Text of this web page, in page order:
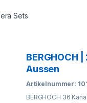
Sets
BERGHOCH
Aussen
Artikelnummer:
BERGHOCH 36